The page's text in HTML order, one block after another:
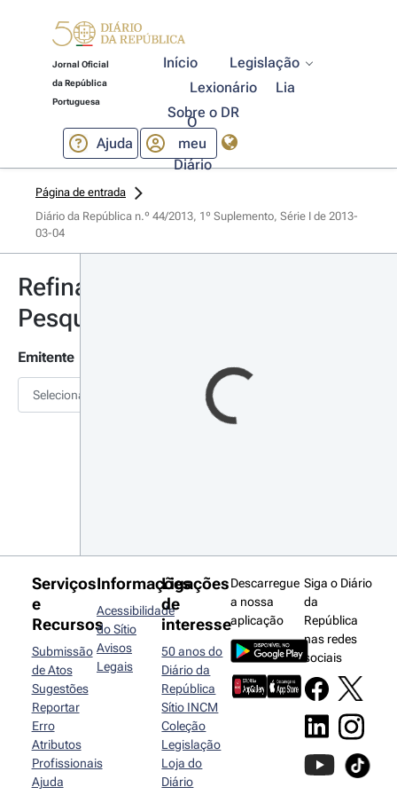
Jornal Oficial
da República
Portuguesa
Início
Legislação
Lexionário
Lia
Sobre o DR
Ajuda
O
meu
Diário
Página de entrada
Diário da República n.º 44/2013, 1º Suplemento, Série I de 2013-
03-04
Refinar
Pesquisa
Emitente
Selecionar
Serviços
e
Recursos
Submissão
de Atos
Sugestões
Reportar
Erro
Atributos
Profissionais
Ajuda
Informações
Acessibilidade
do Sítio
Avisos
Legais
Ligações
de
interesse
50 anos do
Diário da
República
Sítio INCM
Coleção
Legislação
Loja do
Diário
Descarregue
a nossa
aplicação
Siga o Diário
da
República
nas redes
sociais